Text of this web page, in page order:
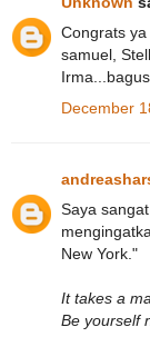
Congrats
samuel,
December
Saya
New York."
It takes a
Be yourself